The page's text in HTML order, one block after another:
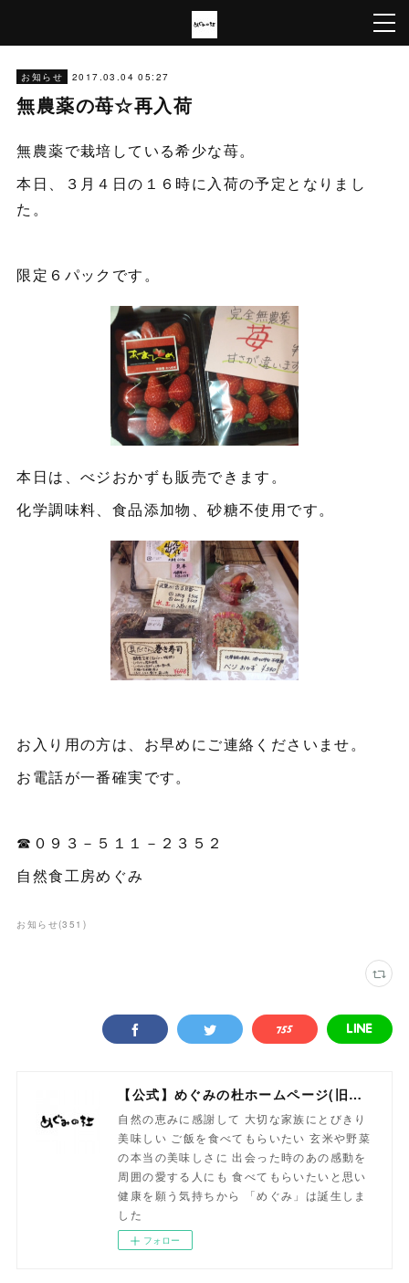
お知らせ 2017.03.04 05:27
無農薬の苺☆再入荷
無農薬で栽培している希少な苺。
本日、３月４日の１６時に入荷の予定となりまし
た。
限定６パックです。
本日は、べジおかずも販売できます。
化学調味料、食品添加物、砂糖不使用です。
お入り用の方は、お早めにご連絡くださいませ。
お電話が一番確実です。
☎０９３－５１１－２３５２
自然食工房めぐみ
お知らせ(351 )
【公式】めぐみの杜ホームページ(旧自然食工房）
自然の恵みに感謝して 大切な家族にとびきり
美味しい ご飯を食べてもらいたい 玄米や野菜
の本当の美味しさに 出会った時のあの感動を
周囲の愛する人にも 食べてもらいたいと思い
健康を願う気持ちから 「めぐみ」は誕生しま
した
フォロー